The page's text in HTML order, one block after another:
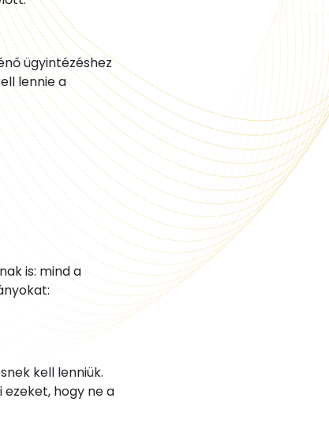
ügyintézéshez
lennie a
is: mind a
kell lenniük.
hogy ne a